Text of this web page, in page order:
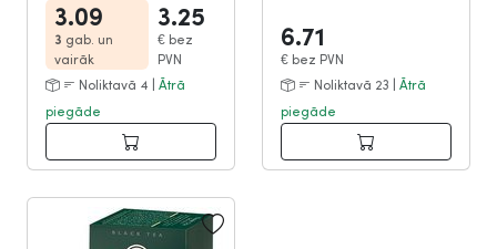
3.09
3 gab. un
vairāk
3.25
€ bez
PVN
Noliktavā 4 | Ātrā
piegāde
6.71
€ bez PVN
Noliktavā 23 | Ātrā
piegāde